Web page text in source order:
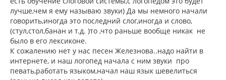
лучше,чем я ему называю звуки) Да мы немного начали
говорить,иногда это последний слог,иногда и слово,
(стул,стол,банан и т.д. )то ,что раньше вообще никак не
было в его лексиконе.
К сожалению нет у нас песен Железнова..надо найти в
интернете, и наш логопед начала с ним звуки про
певать,работать языком,начал наш язык шевелиться